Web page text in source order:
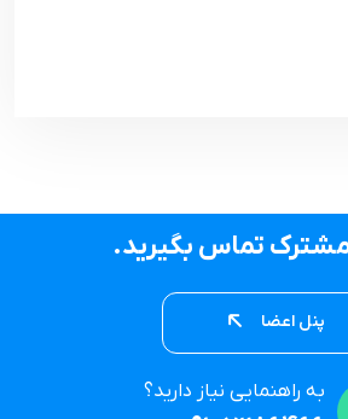
مشترک تماس بگیرید.
پنل اعضا
به راهنمایی نیاز دارید؟